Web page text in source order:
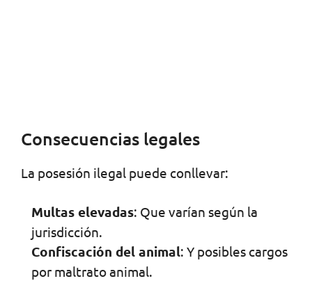
Consecuencias legales
La posesión ilegal puede conllevar:
Multas elevadas: Que varían según la
jurisdicción.
Confiscación del animal: Y posibles cargos
por maltrato animal.